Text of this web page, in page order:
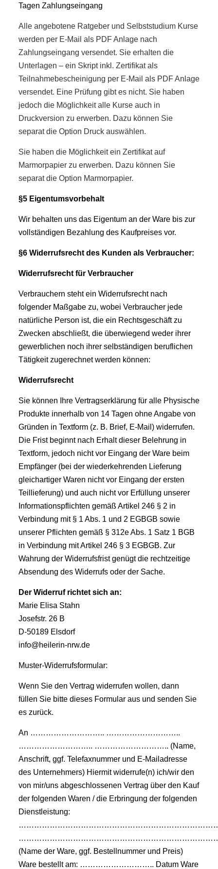
Tagen Zahlungseingang
Alle angebotene Ratgeber und Selbststudium Kurse
werden per E-Mail als PDF Anlage nach
Zahlungseingang versendet. Sie erhalten die
Unterlagen – ein Skript inkl. Zertifikat als
Teilnahmebescheinigung per E-Mail als PDF Anlage
versendet. Eine Prüfung gibt es nicht. Sie haben
jedoch die Möglichkeit alle Kurse auch in
Druckversion zu erwerben. Dazu können Sie
separat die Option Druck auswählen.
Sie haben die Möglichkeit ein Zertifikat auf
Marmorpapier zu erwerben. Dazu können Sie
separat die Option Marmorpapier.
§5 Eigentumsvorbehalt
Wir behalten uns das Eigentum an der Ware bis zur
vollständigen Bezahlung des Kaufpreises vor.
§6 Widerrufsrecht des Kunden als Verbraucher:
Widerrufsrecht für Verbraucher
Verbrauchern steht ein Widerrufsrecht nach
folgender Maßgabe zu, wobei Verbraucher jede
natürliche Person ist, die ein Rechtsgeschäft zu
Zwecken abschließt, die überwiegend weder ihrer
gewerblichen noch ihrer selbständigen beruflichen
Tätigkeit zugerechnet werden können:
Widerrufsrecht
Sie können Ihre Vertragserklärung für alle Physische
Produkte innerhalb von 14 Tagen ohne Angabe von
Gründen in Textform (z. B. Brief, E-Mail) widerrufen.
Die Frist beginnt nach Erhalt dieser Belehrung in
Textform, jedoch nicht vor Eingang der Ware beim
Empfänger (bei der wiederkehrenden Lieferung
gleichartiger Waren nicht vor Eingang der ersten
Teillieferung) und auch nicht vor Erfüllung unserer
Informationspflichten gemäß Artikel 246 § 2 in
Verbindung mit § 1 Abs. 1 und 2 EGBGB sowie
unserer Pflichten gemäß § 312e Abs. 1 Satz 1 BGB
in Verbindung mit Artikel 246 § 3 EGBGB. Zur
Wahrung der Widerrufsfrist genügt die rechtzeitige
Absendung des Widerrufs oder der Sache.
Der Widerruf richtet sich an:
Marie Elisa Stahn
Josefstr. 26 B
D-50189 Elsdorf
info@heilerin-nrw.de
Muster-Widerrufsformular:
Wenn Sie den Vertrag widerrufen wollen, dann
füllen Sie bitte dieses Formular aus und senden Sie
es zurück.
An ……………………….. ………………………..
……………………….. ……………………….. (Name,
Anschrift, ggf. Telefaxnummer und E-Mailadresse
des Unternehmers) Hiermit widerrufe(n) ich/wir den
von mir/uns abgeschlossenen Vertrag über den Kauf
der folgenden Waren / die Erbringung der folgenden
Dienstleistung:
(Name der Ware, ggf. Bestellnummer und Preis)
Ware bestellt am: ……………………….. Datum Ware